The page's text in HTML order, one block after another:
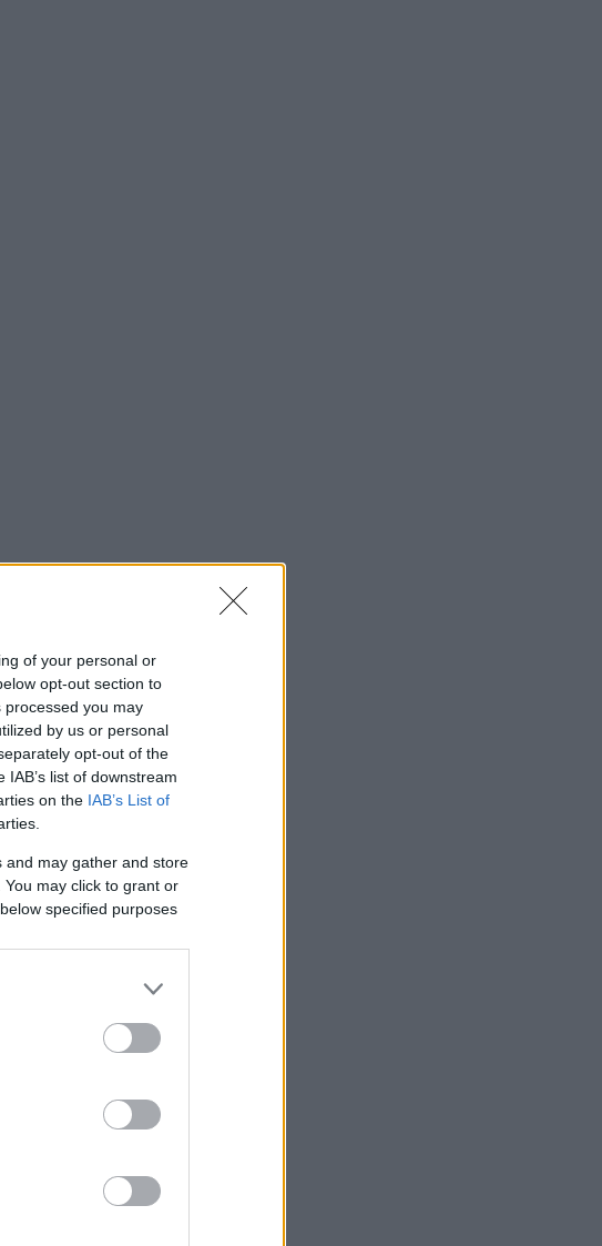
of your personal or
opt-out section to
you may
by us or personal
opt-out of the
list of downstream
on the IAB’s List of
and may gather and store
may click to grant or
specified purposes